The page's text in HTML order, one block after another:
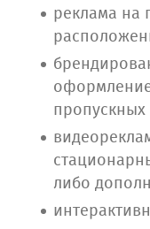
реклама на
либо